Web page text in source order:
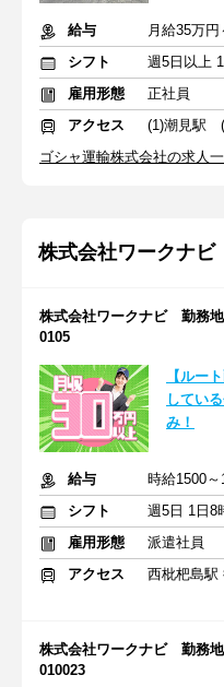
給与
月給35万
シフト
週5日以上
雇用形態
正社員
アクセス
ゴシャ運輸株式会社の求人
株式会社ワークナビ
株式会社ワークナビ 勤務
0105
【ルー
してい
み！
給与
時給1500～
シフト
週5日 1日8
雇用形態
派遣社員
アクセス
西枇杷島駅
株式会社ワークナビ 勤務
010023